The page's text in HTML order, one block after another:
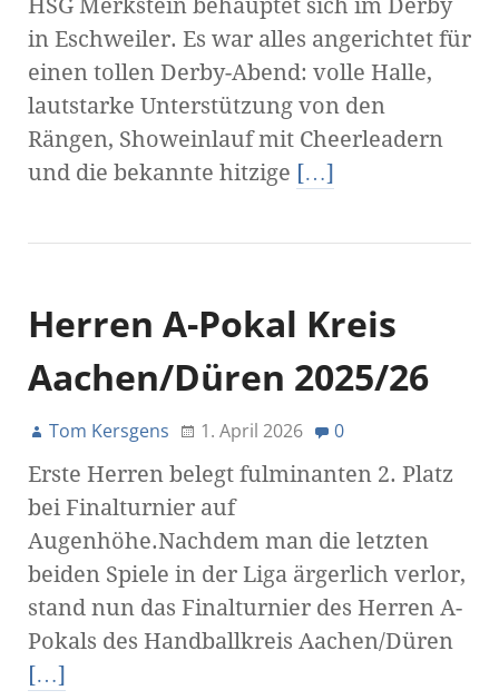
HSG Merkstein behauptet sich im Derby
in Eschweiler. Es war alles angerichtet für
einen tollen Derby-Abend: volle Halle,
lautstarke Unterstützung von den
Rängen, Showeinlauf mit Cheerleadern
und die bekannte hitzige […]
Herren A-Pokal Kreis
Aachen/Düren 2025/26
Tom Kersgens 1. April 2026 0
Erste Herren belegt fulminanten 2. Platz
bei Finalturnier auf
Augenhöhe.Nachdem man die letzten
beiden Spiele in der Liga ärgerlich verlor,
stand nun das Finalturnier des Herren A-
Pokals des Handballkreis Aachen/Düren
[…]